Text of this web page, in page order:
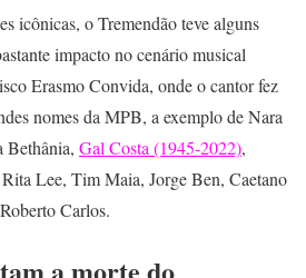
icônicas, o Tremendão teve alguns
impacto no cenário musical
Erasmo Convida, onde o cantor fez
nomes da MPB, a exemplo de Nara
Bethânia, Gal Costa (1945-2022),
Lee, Tim Maia, Jorge Ben, Caetano
Carlos.